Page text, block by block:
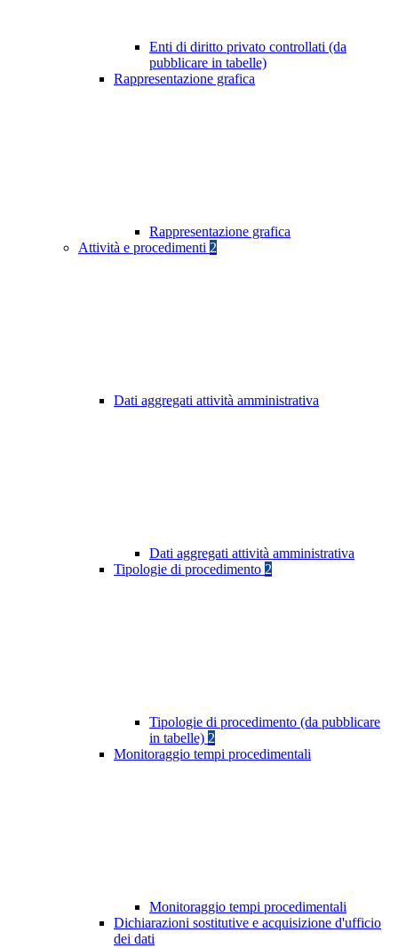
Enti di diritto privato controllati (da
pubblicare in tabelle)
Rappresentazione grafica
Rappresentazione grafica
Attività e procedimenti 2
Dati aggregati attività amministrativa
Dati aggregati attività amministrativa
Tipologie di procedimento 2
Tipologie di procedimento (da pubblicare
in tabelle) 2
Monitoraggio tempi procedimentali
Monitoraggio tempi procedimentali
Dichiarazioni sostitutive e acquisizione d'ufficio
dei dati